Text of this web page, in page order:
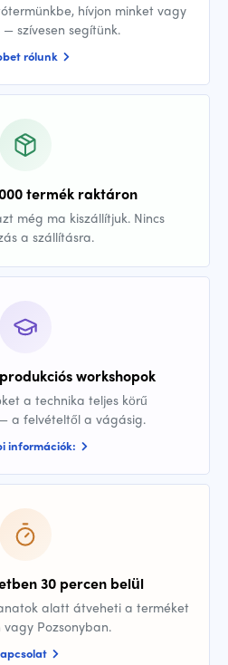
hívjon minket vagy
szívesen segítünk.
rólunk
termék raktáron
még ma kiszállítjuk. Nincs
a szállításra.
workshopok
a technika teljes körű
a felvételtől a vágásig.
információk:
30 percen belül
alatt átveheti a terméket
Pozsonyban.